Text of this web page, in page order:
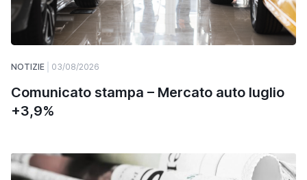
NOTIZIE 03/08/2026
Comunicato stampa – Mercato auto luglio
+3,9%